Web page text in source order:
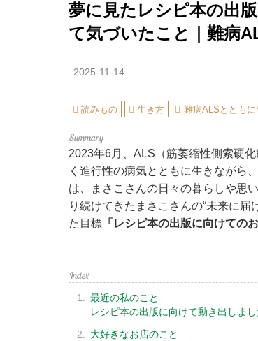
夢に見たレシピ本の出
て気づいたこと｜難病
2025-11-14
読みもの 生き方 難病ALSとともに
2023年6月、ALS（筋萎縮性側索硬
く進行性の病気とともに生きながら
は、まさこさんの日々の暮らしや思
り続けてきたまさこさんの“未来に
た目標 「レシピ本の出版に向けてのお
最近の私のこと
レシピ本の出版に向けて動き出しまし
大好きなお店のこと